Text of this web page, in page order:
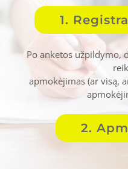
1.
Po anketos užpildymo,
apmokėjimas (ar visą,
2.